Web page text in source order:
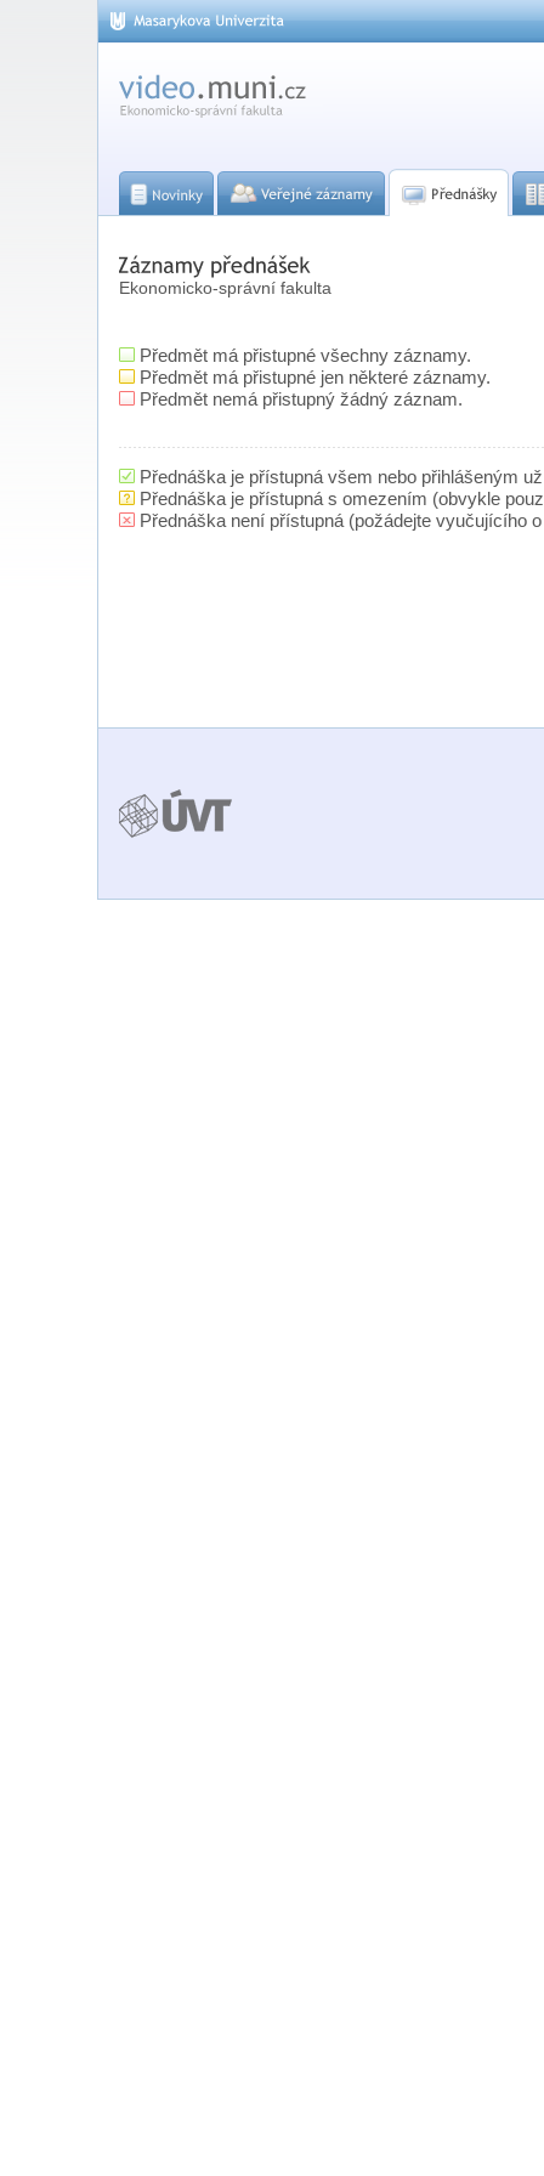
Ekonomicko-správní fakulta
Předmět má přistupné všechny záznamy.
Předmět má přistupné jen některé záznamy.
Předmět nemá přistupný žádný záznam.
Přednáška je přístupná všem nebo přihlášeným
Přednáška je přístupná s omezením (obvykle
Přednáška není přístupná (požádejte vyučujícího